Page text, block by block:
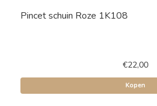
Pincet schuin Roze 1K108
€22,00
Kopen